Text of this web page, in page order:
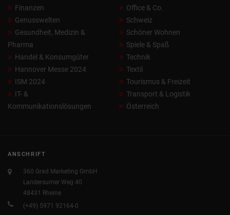
Finanzen
Genusswelten
Gesundheit, Medizin &
Pharma
Handel & Konsumgüter
Hannover Messe 2024
ISM 2024
IT- &
Kommunikationslösungen
Office & Co.
Schweiz
Schöner Wohnen
Spiele & Spaß
Technik
Textil
Tourismus & Freizeit
Transport & Logistik
Österreich
ANSCHRIFT
360 Grad Marketing GmbH
Landersumer Weg 40
48431 Rheine
(+49) 5971 92164-0